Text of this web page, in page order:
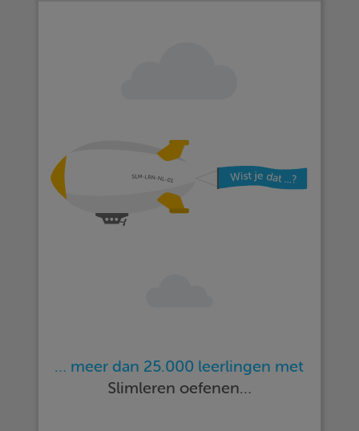
… meer dan 25.000 leerlingen met
Slimleren oefenen…